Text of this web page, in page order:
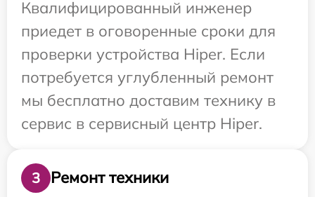
Квалифицированный инженер
приедет в оговоренные сроки для
проверки устройства Hiper. Если
потребуется углубленный ремонт
мы бесплатно доставим технику в
сервис в сервисный центр Hiper.
3
Ремонт техники